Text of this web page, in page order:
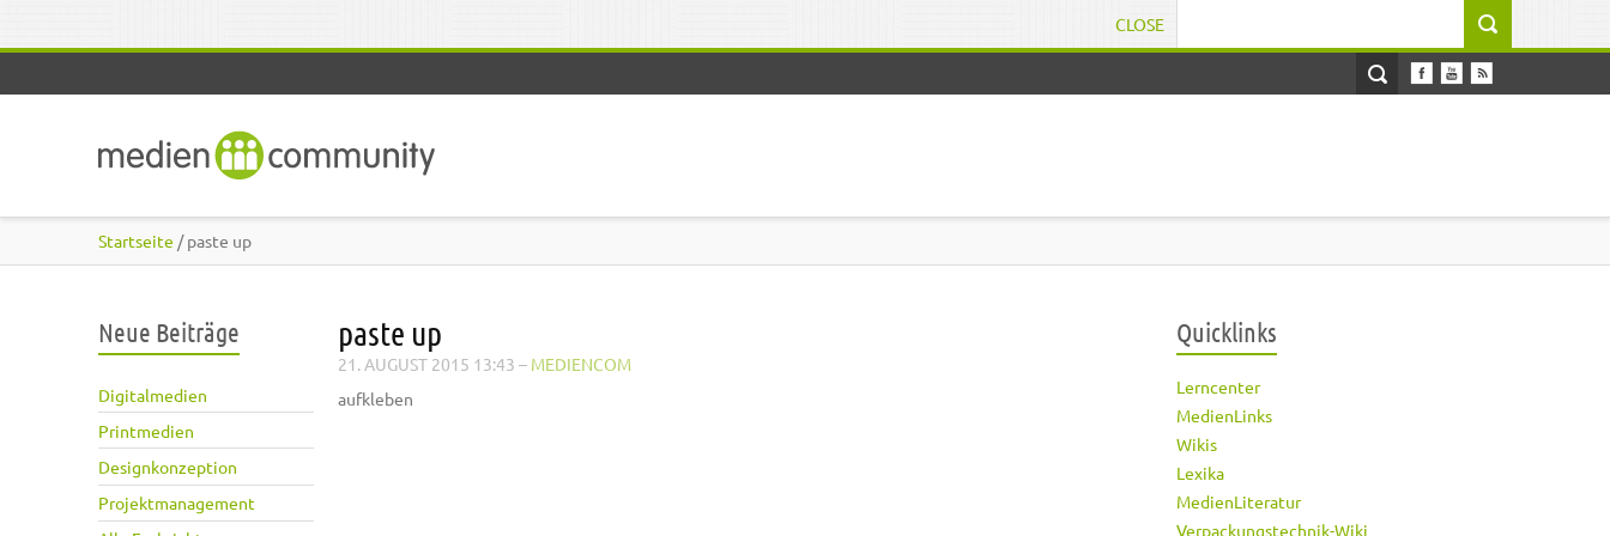
CLOSE
Startseite / paste up
Neue Beiträge
Digitalmedien
Printmedien
Designkonzeption
Projektmanagement
paste up
21. AUGUST 2015 13:43 – MEDIENCOM
aufkleben
Quicklinks
Lerncenter
MedienLinks
Wikis
Lexika
MedienLiteratur
Verpackungstechnik-Wiki